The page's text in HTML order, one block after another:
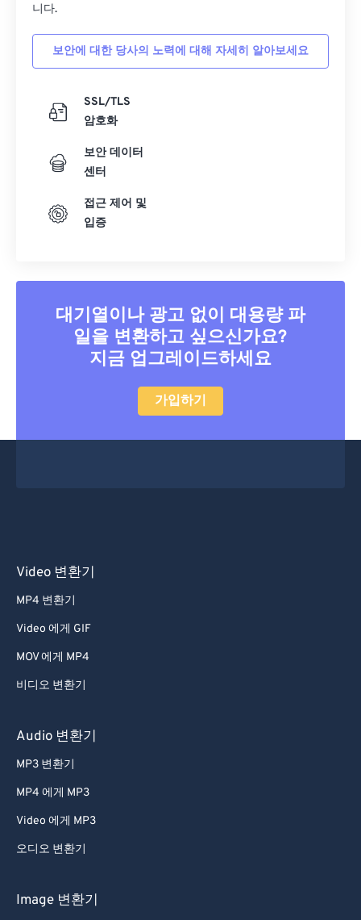
니다.
보안에 대한 당사의 노력에 대해 자세히 알아보세요
SSL/TLS
암호화
보안 데이터
센터
접근 제어 및
입증
대기열이나 광고 없이 대용량 파
일을 변환하고 싶으신가요?
지금 업그레이드하세요
가입하기
Video 변환기
MP4 변환기
Video 에게 GIF
MOV 에게 MP4
비디오 변환기
Audio 변환기
MP3 변환기
MP4 에게 MP3
Video 에게 MP3
오디오 변환기
Image 변환기